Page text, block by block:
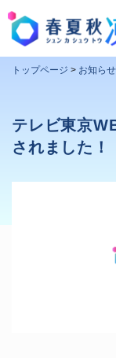
トップページ > お知らせ
テレビ東京
されました！